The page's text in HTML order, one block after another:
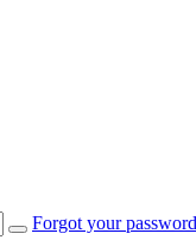
Forgot your